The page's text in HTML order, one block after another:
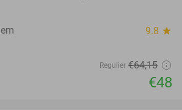
9.8 star
Regulier €64,15
€48